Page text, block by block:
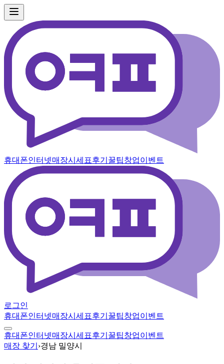
휴대폰인터넷매장시세표후기 꿀팁창업이벤트
로그인
휴대폰인터넷매장시세표후기 꿀팁창업이벤트
휴대폰인터넷매장시세표후기 꿀팁창업이벤트
매장 찾기 ›경남 밀양시